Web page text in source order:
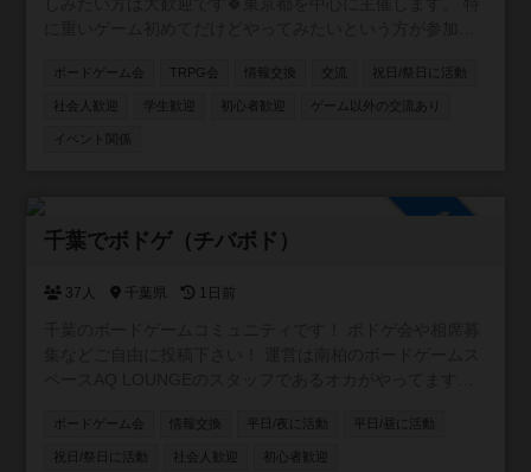
新参者の主催者ですが、毎月新しいボドゲ開拓しているの
でリクエストやおすすめも受け付けます✨
ボードゲーム会 TRPG会 情報交換 交流 祝日/祭日に活動
社会人歓迎 学生歓迎 初心者歓迎 ゲーム以外の交流あり
イベント関係
千葉でボドゲ（チバボド）
37人 千葉県 1日前
ボードゲーム会 情報交換 平日/夜に活動 平日/昼に活動
祝日/祭日に活動 社会人歓迎 初心者歓迎